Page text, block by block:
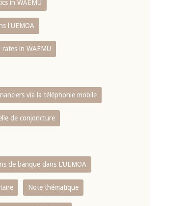
in WAEMU
l'UEMOA
in WAEMU
via la téléphonie mobile
de conjoncture
de banque dans L‘UEMOA
Note thématique